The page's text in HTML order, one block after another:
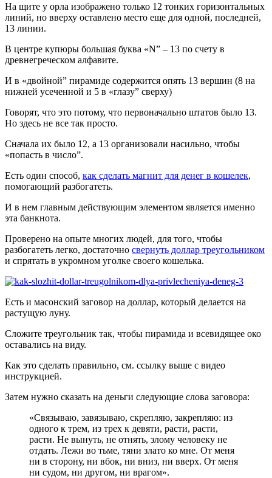
На щите у орла изображено только 12 тонких горизонтальных
линий, но вверху оставлено место еще для одной, последней,
13 линии.
В центре купюры большая буква «N” – 13 по счету в
древнегреческом алфавите.
И в «двойной” пирамиде содержится опять 13 вершин (8 на
нижней усеченной и 5 в «глазу” сверху)
Говорят, что это потому, что первоначально штатов было 13.
Но здесь не все так просто.
Сначала их было 12, а 13 организовали насильно, чтобы
«попасть в число”.
Есть один способ, как сделать магнит для денег в кошелек,
помогающий разбогатеть.
И в нем главным действующим элементом является именно
эта банкнота.
Проверено на опыте многих людей, для того, чтобы
разбогатеть легко, достаточно свернуть доллар треугольником
и спрятать в укромном уголке своего кошелька.
Есть и масонский заговор на доллар, который делается на
растущую луну.
Сложите треугольник так, чтобы пирамида и всевидящее око
оставались на виду.
Как это сделать правильно, см. ссылку выше с видео
инструкцией.
Затем нужно сказать на деньги следующие слова заговора:
«Связываю, завязываю, скрепляю, закрепляю: из
одного к трем, из трех к девяти, расти, расти,
расти. Не вынуть, не отнять, злому человеку не
отдать. Лежи во тьме, тяни злато ко мне. От меня
ни в сторону, ни вбок, ни вниз, ни вверх. От меня
ни судом, ни другом, ни врагом».